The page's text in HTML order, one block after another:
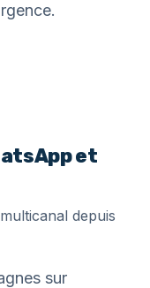
et
depuis
sur